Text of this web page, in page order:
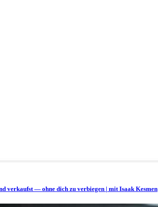
verkaufst — ohne dich zu verbiegen | mit Isaak Kesmen